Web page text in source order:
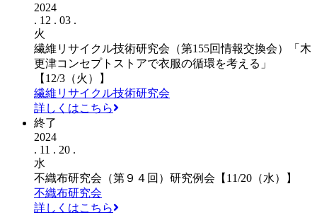
2024
. 12 . 03 .
火
繊維リサイクル技術研究会（第155回情報交換会）「木
更津コンセプトストアで衣服の循環を考える」
【12/3（火）】
繊維リサイクル技術研究会
詳しくはこちら
終了
2024
. 11 . 20 .
水
不織布研究会（第９４回）研究例会【11/20（水）】
不織布研究会
詳しくはこちら